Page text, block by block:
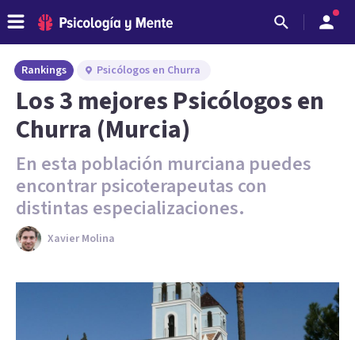
Rankings Psicólogos en Churra
Los 3 mejores Psicólogos en
Churra (Murcia)
En esta población murciana puedes
encontrar psicoterapeutas con
distintas especializaciones.
Xavier Molina